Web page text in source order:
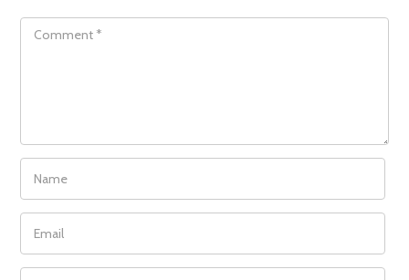
COMMENT
NAME
EMAIL
WEBSITE